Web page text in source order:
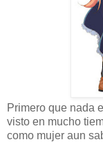
Primero que nada
visto en mucho
como mujer aun